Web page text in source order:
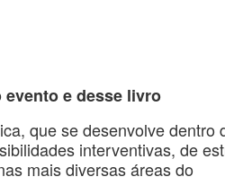
e desse livro
que se desenvolve dentro
interventivas, de
mais diversas áreas do